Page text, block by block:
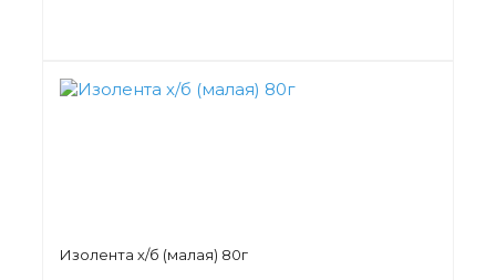
Изолента х/б (малая) 80г